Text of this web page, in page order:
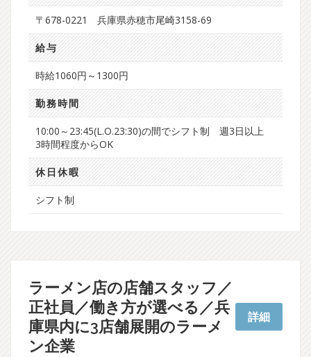
〒678-0221 兵庫県赤穂市尾崎3158-69
給与
時給1060円～1300円
勤務時間
10:00～23:45(L.O.23:30)の間でシフト制 週3日以上
3時間程度からOK
休日休暇
シフト制
ラーメン店の店舗スタッフ／
正社員／働き方が選べる／兵
庫県内に3店舗展開のラーメ
ン企業
詳細